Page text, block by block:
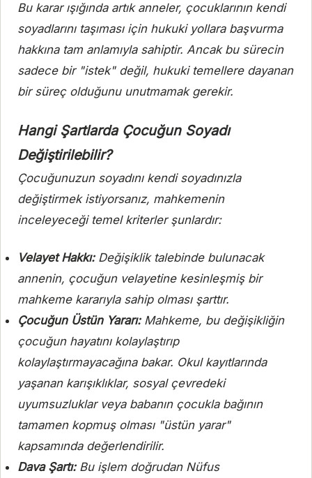
Bu karar ışığında artık anneler, çocuklarının kendi
soyadlarını taşıması için hukuki yollara başvurma
hakkına tam anlamıyla sahiptir. Ancak bu sürecin
sadece bir "istek" değil, hukuki temellere dayanan
bir süreç olduğunu unutmamak gerekir.
Hangi Şartlarda Çocuğun Soyadı
Değiştirilebilir?
Çocuğunuzun soyadını kendi soyadınızla
değiştirmek istiyorsanız, mahkemenin
inceleyeceği temel kriterler şunlardır:
Velayet Hakkı:Değişiklik talebinde bulunacak
annenin, çocuğun velayetine kesinleşmiş bir
mahkeme kararıyla sahip olması şarttır.
Çocuğun Üstün Yararı:Mahkeme, bu değişikliğin
çocuğun hayatını kolaylaştırıp
kolaylaştırmayacağına bakar. Okul kayıtlarında
yaşanan karışıklıklar, sosyal çevredeki
uyumsuzluklar veya babanın çocukla bağının
tamamen kopmuş olması "üstün yarar"
kapsamında değerlendirilir.
Dava Şartı:Bu işlem doğrudan Nüfus